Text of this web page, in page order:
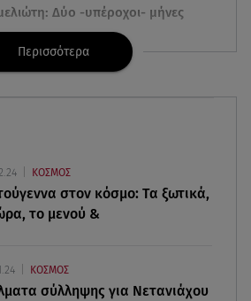
Δύο -υπέροχοι- μήνες
Συνεχίζονται οι αιτήσεις –
για να απολογηθεί πήρε η
διακοπές για τη σχέση σου
Περισσότερα
ΚΟΣΜΟΣ
στον κόσμο: Tα ξωτικά,
το μενού &
ΚΟΣΜΟΣ
σύλληψης για Νετανιάχου